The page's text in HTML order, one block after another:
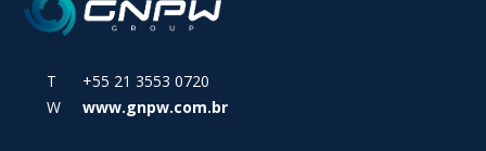
T +55 21 3553 0720
W
www.gnpw.com.br